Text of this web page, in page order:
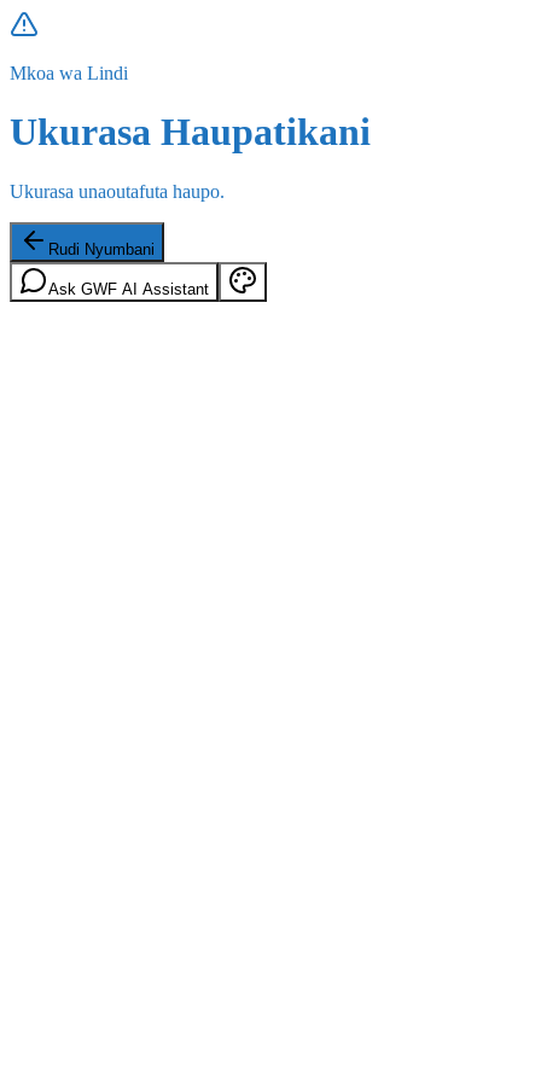
Mkoa wa Lindi
Ukurasa Haupatikani
Ukurasa unaoutafuta haupo.
Rudi Nyumbani
Ask GWF AI Assistant